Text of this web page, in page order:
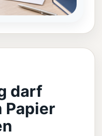
darf
Papier